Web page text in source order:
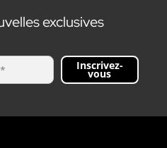
exclusives
Inscrivez-
vous